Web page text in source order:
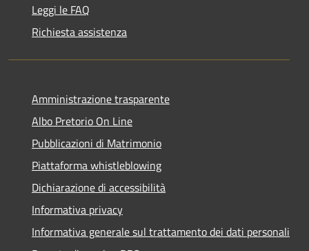
Leggi le FAQ
Richiesta assistenza
Amministrazione trasparente
Albo Pretorio On Line
Pubblicazioni di Matrimonio
Piattaforma whistleblowing
Dichiarazione di accessibilità
Informativa privacy
Informativa generale sul trattamento dei dati personali